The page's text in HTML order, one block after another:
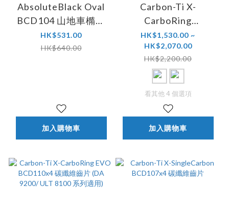
AbsoluteBlack Oval
BCD104 山地車橢圓
齒片 (Shimano12速
HG+鏈條專用)
HK$531.00
HK$640.00
加入購物車
Carbon-Ti X-
CarboRing
BCD107x4 碳纖維齒
片 (Sram AXS 12速適
用)
HK$1,530.00 ~
HK$2,070.00
HK$2,200.00
看其他 4 個選項
加入購物車